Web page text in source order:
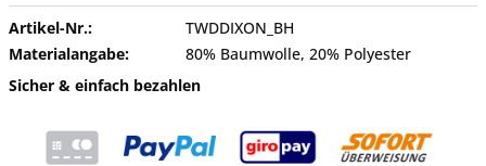
Artikel-Nr.:
TWDDIXON_BH
Materialangabe:
80% Baumwolle, 20% Polyester
Sicher & einfach bezahlen